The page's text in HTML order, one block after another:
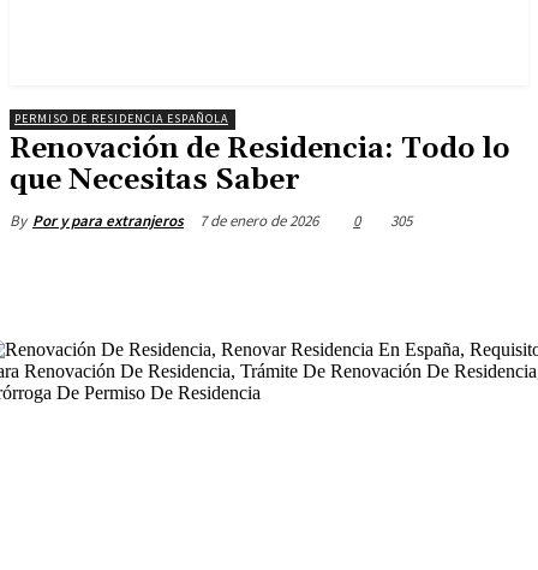
PERMISO DE RESIDENCIA ESPAÑOLA
Renovación de Residencia: Todo lo
que Necesitas Saber
By Por y para extranjeros 7 de enero de 2026 0 305